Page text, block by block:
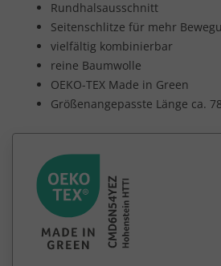
Rundhalsausschnitt
Seitenschlitze für mehr
vielfältig kombinierbar
reine Baumwolle
OEKO-TEX Made in Green
Größenangepasste Länge ca.